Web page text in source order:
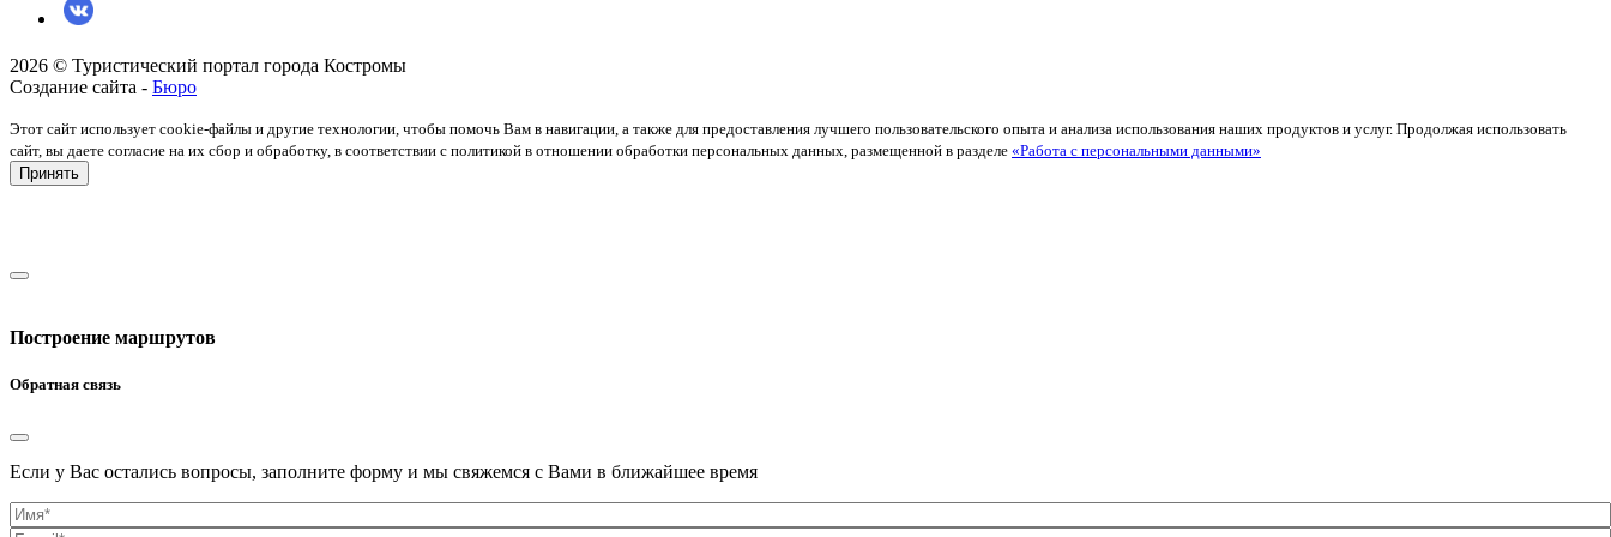
2026 © Туристический портал города Костромы
Создание сайта - Бюро
Этот сайт использует cookie-файлы и другие технологии, чтобы помочь Вам в навигации, а также для предоставления лучшего пользовательского опыта и анализа использования наших продуктов и услуг. Продолжая использовать
сайт, вы даете согласие на их сбор и обработку, в соответствии с политикой в отношении обработки персональных данных, размещенной в разделе «Работа с персональными данными»
Принять
Построение маршрутов
Обратная связь
Если у Вас остались вопросы, заполните форму и мы свяжемся с Вами в ближайшее время